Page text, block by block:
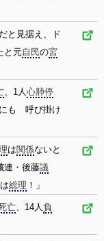
だと見据え、ド
と元自民の宮
、1人心肺停
にも 呼び掛け
は関係ないと
連・後藤議
は総理 ！」
亡、14人負